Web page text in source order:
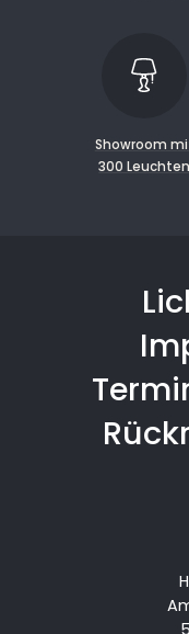
Showroom
300 Leuchten